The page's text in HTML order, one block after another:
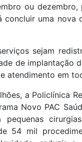
ou
concluir uma
sejam
de implantação
atendimento em
a Policlínica
Novo PAC
pequenas
54 mil